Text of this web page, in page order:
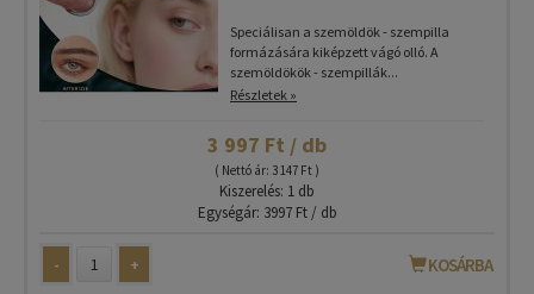
Speciálisan a szemöldök - szempilla
formázására kiképzett vágó olló. A
szemöldökök - szempillák...
Részletek »
3 997 Ft / db
( Nettó ár: 3 147 Ft )
Kiszerelés: 1 db
Egységár: 3997 Ft / db
- + KOSÁRBA